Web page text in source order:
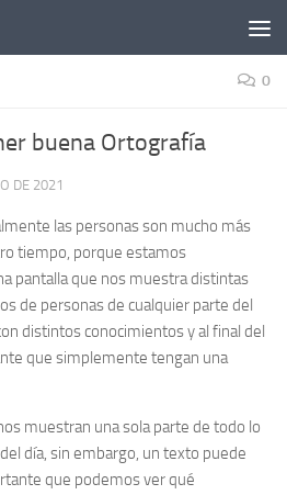
0
buena Ortografía
DE 2021
las personas son mucho más
tiempo, porque estamos
pantalla que nos muestra distintas
de personas de cualquier parte del
distintos conocimientos y al final del
que simplemente tengan una
muestran una sola parte de todo lo
día, sin embargo, un texto puede
que podemos ver qué